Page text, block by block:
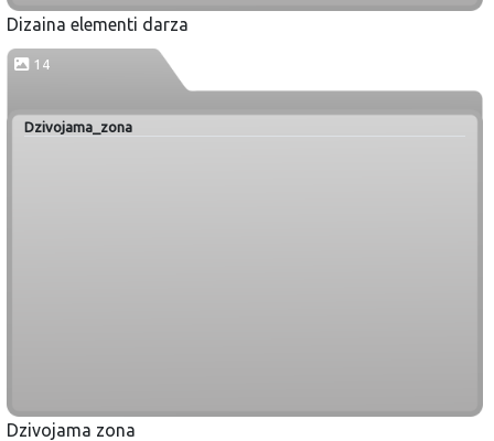
Dizaina elementi darza
14
Dzivojama_zona
Dzivojama zona